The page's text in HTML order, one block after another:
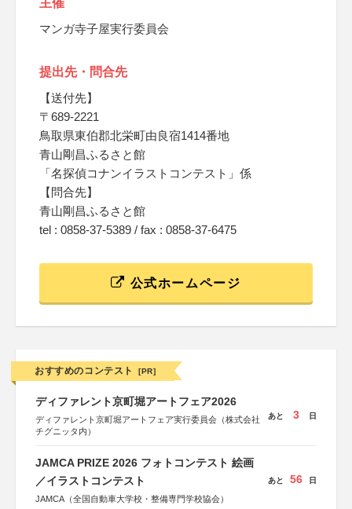
主催
マンガ寺子屋実行委員会
提出先・問合先
【送付先】
〒689-2221
鳥取県東伯郡北栄町由良宿1414番地
青山剛昌ふるさと館
「名探偵コナンイラストコンテスト」係
【問合先】
青山剛昌ふるさと館
tel : 0858-37-5389 / fax : 0858-37-6475
公式ホームページ
おすすめのコンテスト [PR]
ディファレント京町堀アートフェア2026
ディファレント京町堀アートフェア実行委員会（株式会社
チグニッタ内）
あと 3 日
JAMCA PRIZE 2026 フォトコンテスト 絵画
／イラストコンテスト
JAMCA（全国自動車大学校・整備専門学校協会）
あと 56 日